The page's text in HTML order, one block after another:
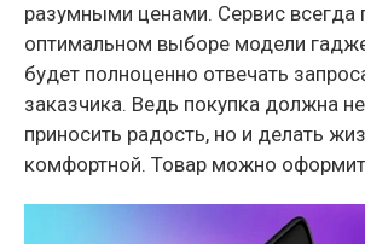
разумными ценами. Сервис всегда
оптимальном выборе модели
будет полноценно отвечать
заказчика. Ведь покупка должна
приносить радость, но и делать
комфортной. Товар можно